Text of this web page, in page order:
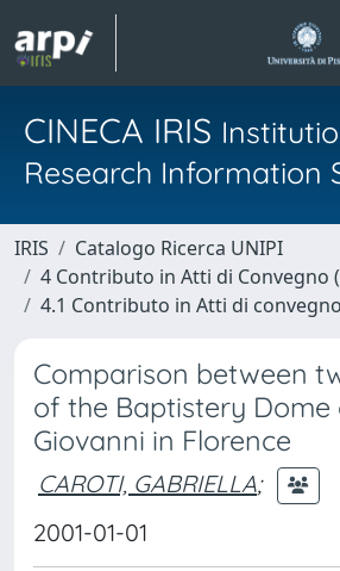
CINECA IRIS
Research Information
IRIS
Catalogo Ricerca UNIPI
4 Contributo in Atti di Convegno
4.1 Contributo in Atti di convegno
Comparison between
of the Baptistery Dome
Giovanni in Florence
CAROTI, GABRIELLA;
2001-01-01